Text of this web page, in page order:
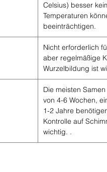
Celsius) besser
Temperaturen
beeinträchtigen.
Nicht erforderlich
aber regelmäßige
Wurzelbildung ist
Die meisten
von 4-6 Wochen,
1-2 Jahre
Kontrolle auf
wichtig. .